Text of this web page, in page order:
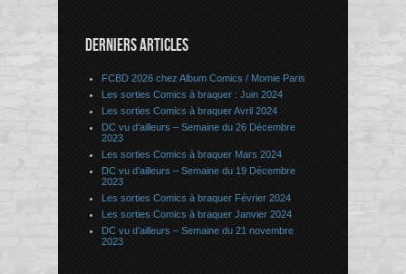
DERNIERS ARTICLES
FCBD 2026 chez Album Comics / Momie Paris
Les sorties Comics à braquer : Juin 2024
Les sorties Comics à braquer Avril 2024
DC vu d’ailleurs – Semaine du 26 Décembre
2023
Les sorties Comics à braquer Mars 2024
DC vu d’ailleurs – Semaine du 19 Décembre
2023
Les sorties Comics à braquer Février 2024
Les sorties Comics à braquer Janvier 2024
DC vu d’ailleurs – Semaine du 21 novembre
2023